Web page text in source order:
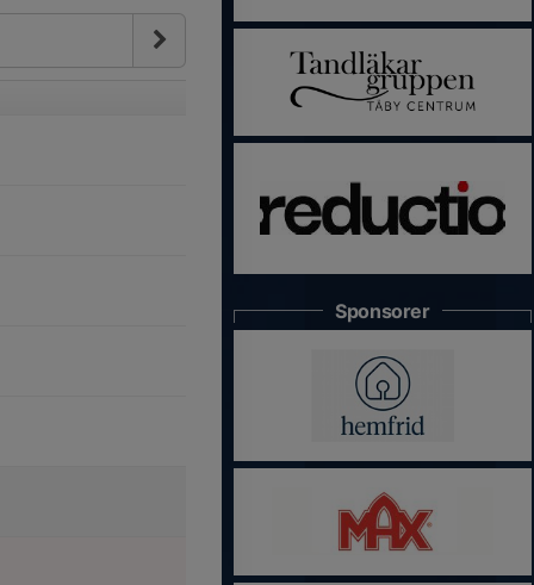
Sponsorer